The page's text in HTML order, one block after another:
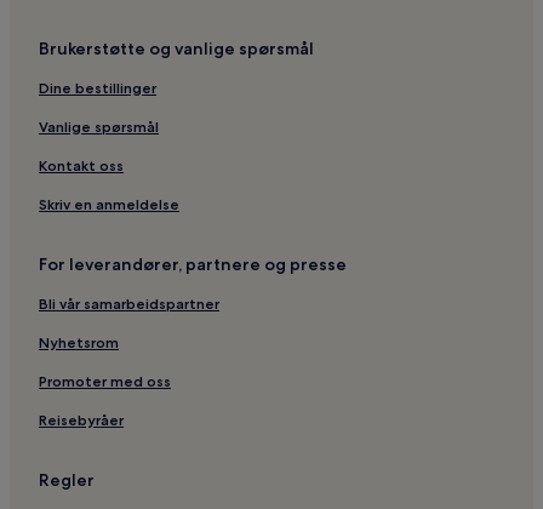
Brukerstøtte og vanlige spørsmål
Dine bestillinger
Vanlige spørsmål
Kontakt oss
Skriv en anmeldelse
For leverandører, partnere og presse
Bli vår samarbeidspartner
Nyhetsrom
Promoter med oss
Reisebyråer
Regler